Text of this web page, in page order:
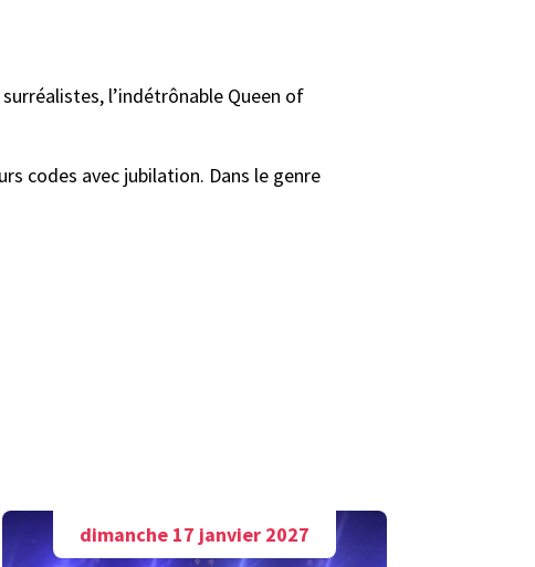
l’indétrônable Queen of
codes avec jubilation. Dans le genre
dimanche 17 janvier 2027